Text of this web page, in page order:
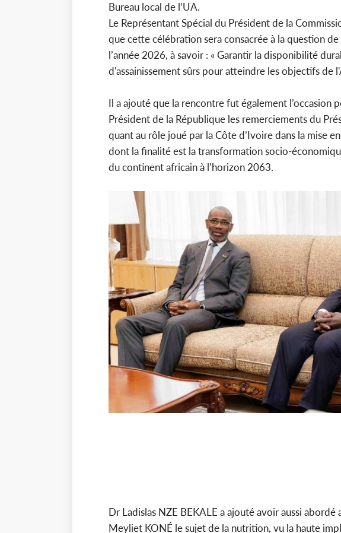
Bureau local de l’UA.
Le Représentant Spécial du Président de la
que cette célébration sera consacrée à la question
l’année 2026, à savoir : « Garantir la disponibilité
d'assainissement sûrs pour atteindre les objectifs de
Il a ajouté que la rencontre fut également l’occasion
Président de la République les remerciements du
quant au rôle joué par la Côte d’Ivoire dans la mise en
dont la finalité est la transformation socio-
du continent africain à l’horizon 2063.
Dr Ladislas NZE BEKALE a ajouté avoir aussi
Meyliet KONÉ le sujet de la nutrition, vu la haute